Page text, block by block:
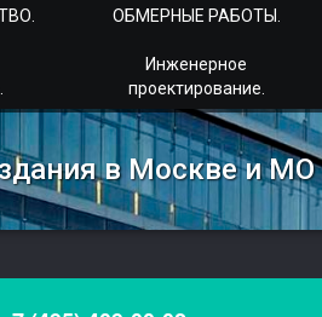
ОБМЕРНЫЕ РАБОТЫ.
Инженерное
проектирование.
в Москве и МО